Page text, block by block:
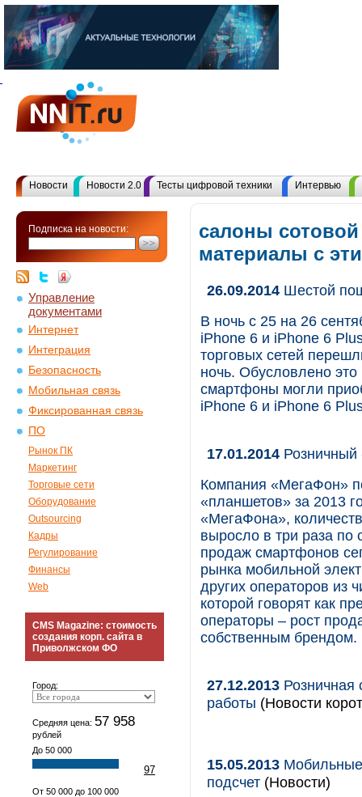
Новости Новости 2.0 Тесты цифровой техники Интервью
Подписка на новости:
Управление
документами
Интернет
Интеграция
Безопасность
Мобильная связь
Фиксированная связь
ПО
Рынок ПК
Маркетинг
Торговые сети
Оборудование
Outsourcing
Кадры
Регулирование
Финансы
Web
CMS Magazine: стоимость
создания корп. сайта в
Приволжском ФО
Город:
Средняя цена: 57 958
рублей
До 50 000
97
От 50 000 до 100 000
салоны сотовой
материалы с
26.09.2014 Шестой
В ночь с 25 на 26
iPhone 6 и iPhone 6
торговых сетей
ночь. Обусловлено
смартфоны могли
iPhone 6 и iPhone 6
17.01.2014
Компания «МегаФон»
«планшетов» за 2013
«МегаФона»,
выросло в три раза
продаж смартфонов
рынка мобильной
других операторов из
которой говорят как
операторы – рост
собственным брендом.
27.12.2013
работы (Новости
15.05.2013
подсчет (Новости)